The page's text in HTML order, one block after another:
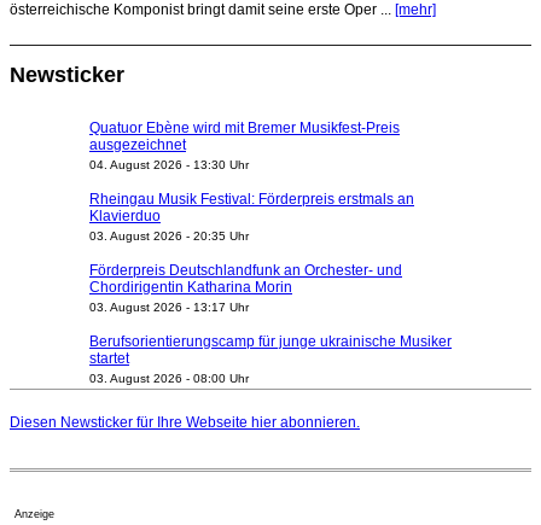
österreichische Komponist bringt damit seine erste Oper ... [mehr]
Newsticker
ausgezeichnet
04. August 2026 - 13:30 Uhr
Klavierduo
03. August 2026 - 20:35 Uhr
Chordirigentin Katharina Morin
03. August 2026 - 13:17 Uhr
startet
03. August 2026 - 08:00 Uhr
Nationaltheater Mannheim
Regensburger Generalmusikdirektor Stefan Veselka
Diesen Newsticker für Ihre Webseite hier abonnieren.
Anzeige